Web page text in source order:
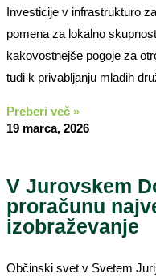
Investicije v infrastrukturo
pomena za lokalno
kakovostnejše pogoje za
tudi k privabljanju mladih
Preberi več »
19 marca, 2026
V Jurovskem
proračunu
izobraževanje
Občinski svet v Svetem